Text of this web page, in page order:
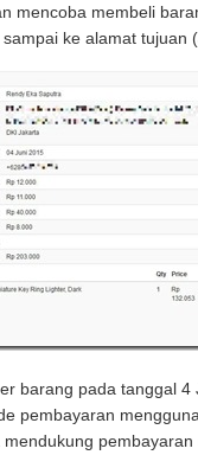
mencoba membeli
ke alamat tujuan
barang pada tanggal
pembayaran